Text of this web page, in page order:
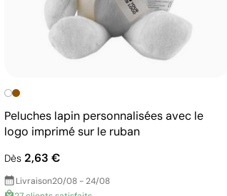
Peluches lapin personnalisées avec le
logo imprimé sur le ruban
Dès 2,63 €
Livraison20/08 - 24/08